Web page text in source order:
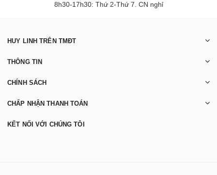
8h30-17h30: Thứ 2-Thứ 7. CN nghỉ
HUY LINH TRÊN TMĐT
THÔNG TIN
CHÍNH SÁCH
CHẤP NHẬN THANH TOÁN
KẾT NỐI VỚI CHÚNG TÔI